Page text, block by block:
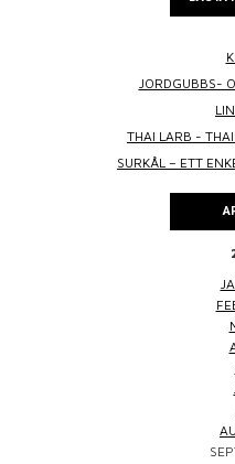
JORDGUBBS-
THAI LARB -
SURKÅL – ETT